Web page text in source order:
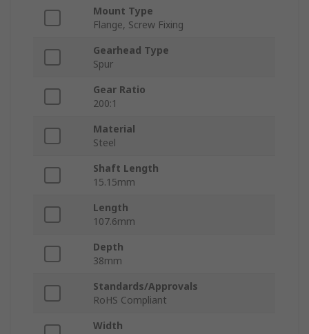
Mount Type
Flange, Screw Fixing
Gearhead Type
Spur
Gear Ratio
200:1
Material
Steel
Shaft Length
15.15mm
Length
107.6mm
Depth
38mm
Standards/Approvals
RoHS Compliant
Width